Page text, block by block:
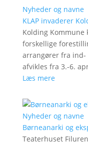
Nyheder og navne
KLAP invaderer
Kolding Kommune
forskellige
arrangører fra ind-
afvikles fra 3.-6.
Læs mere
Nyheder og navne
Børneanarki og
Teaterhuset